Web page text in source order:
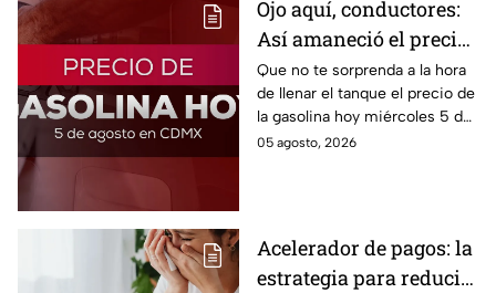
Ojo aquí, conductores:
Así amaneció el precio
de la gasolina HOY
Que no te sorprenda a la hora
de llenar el tanque el precio de
la gasolina hoy miércoles 5 de
agosto 2026; aquí te dejamos
05 agosto, 2026
Acelerador de pagos: la
estrategia para reducir